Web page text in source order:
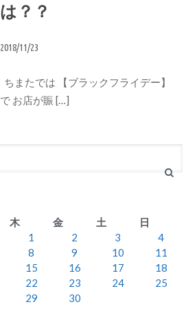
は？？
2018/11/23
ちまたでは 【ブラックフライデー】
で お店が賑 […]
木 金 土
日
1
2 3
4
8 9 10
11
15 16 17
18
22 23 24
25
29
30